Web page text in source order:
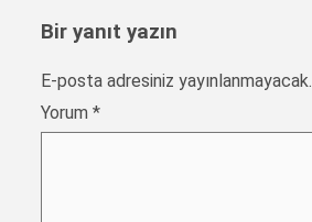
Bir yanıt yazın
E-posta adresiniz yayınlanmayacak.
Yorum *